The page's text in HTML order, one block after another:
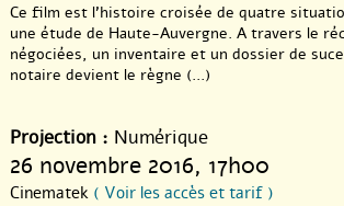
Ce film est l’histoire croisée de quatre
une étude de Haute-Auvergne. A travers le
négociées, un inventaire et un dossier de
notaire devient le règne (...)
Projection : Numérique
26 novembre 2016, 17h00
Cinematek ( Voir les accès et tarif )